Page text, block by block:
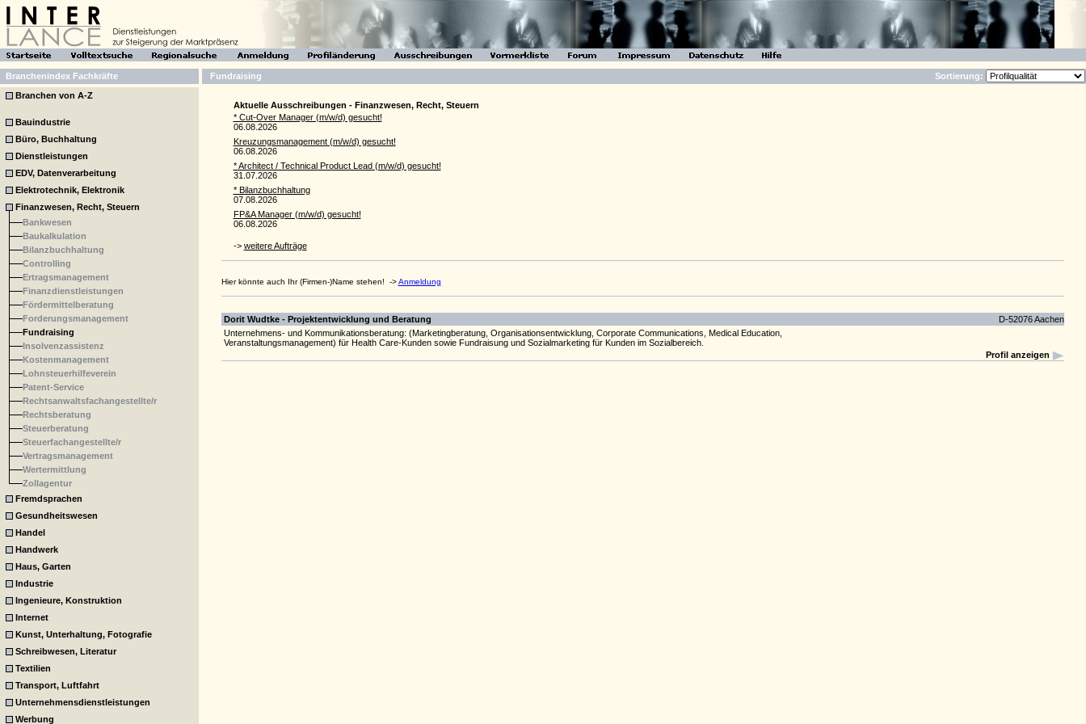
Branchenindex Fachkräfte Fundraising
Sortierung:
Branchen von A-Z
Bauindustrie
Büro, Buchhaltung
Dienstleistungen
EDV, Datenverarbeitung
Elektrotechnik, Elektronik
Finanzwesen, Recht, Steuern
Bankwesen
Baukalkulation
Bilanzbuchhaltung
Controlling
Ertragsmanagement
Finanzdienstleistungen
Fördermittelberatung
Forderungsmanagement
Fundraising
Insolvenzassistenz
Kostenmanagement
Lohnsteuerhilfeverein
Patent-Service
Rechtsanwaltsfachangestellte/r
Rechtsberatung
Steuerberatung
Steuerfachangestellte/r
Vertragsmanagement
Wertermittlung
Zollagentur
Fremdsprachen
Gesundheitswesen
Handel
Handwerk
Haus, Garten
Industrie
Ingenieure, Konstruktion
Internet
Kunst, Unterhaltung, Fotografie
Schreibwesen, Literatur
Textilien
Transport, Luftfahrt
Unternehmensdienstleistungen
Werbung
Aktuelle Ausschreibungen - Finanzwesen, Recht, Steuern
* Cut-Over Manager (m/w/d) gesucht!
06.08.2026
Kreuzungsmanagement (m/w/d) gesucht!
06.08.2026
* Architect / Technical Product Lead (m/w/d) gesucht!
31.07.2026
* Bilanzbuchhaltung
07.08.2026
FP&A Manager (m/w/d) gesucht!
06.08.2026
-> weitere Aufträge
Hier könnte auch Ihr (Firmen-)Name stehen! ->Anmeldung
Dorit Wudtke - Projektentwicklung und Beratung
D-52076 Aachen
Unternehmens- und Kommunikationsberatung: (Marketingberatung, Organisationsentwicklung, Corporate Communications, Medical Education,
Veranstaltungsmanagement) für Health Care-Kunden sowie Fundraisung und Sozialmarketing für Kunden im Sozialbereich.
Profil anzeigen